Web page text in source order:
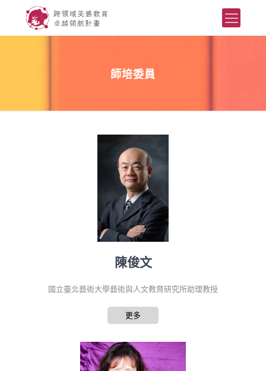
師培委員
陳俊文
國立臺北藝術大學藝術與人文教育研究所助理教授
更多